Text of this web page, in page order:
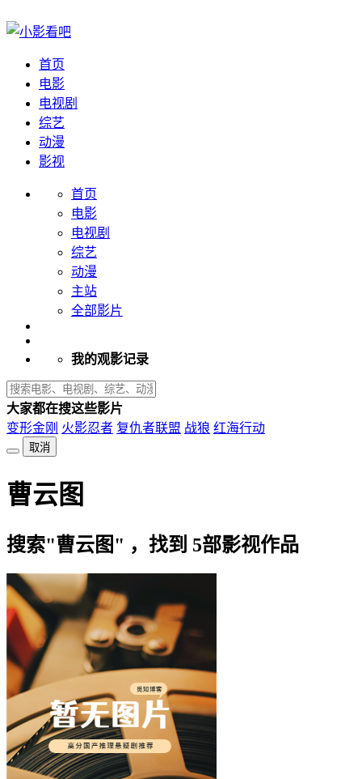
首页
电影
电视剧
综艺
动漫
影视
首页
电影
电视剧
综艺
动漫
主站
全部影片
我的观影记录
大家都在搜这些影片
变形金刚 火影忍者 复仇者联盟 战狼 红海行动
取消
曹云图
搜索"曹云图" ，找到 5部影视作品